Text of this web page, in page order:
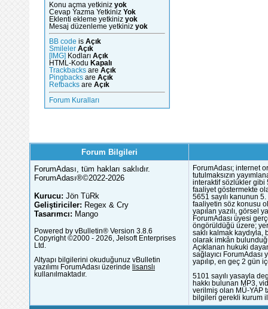
Konu açma yetkiniz yok
Cevap Yazma Yetkiniz Yok
Eklenti ekleme yetkiniz yok
Mesaj düzenleme yetkiniz yok
BB code is Açık
Smileler Açık
[IMG]
Kodları Açık
HTML-Kodu Kapalı
Trackbacks are Açık
Pingbacks are Açık
Refbacks are Açık
Forum Kuralları
Forum Bilgileri
ForumAdası, tüm hakları saklıdır.
ForumAdası®©2022-2026
Kurucu: Jön TüRk
Geliştiriciler: Regex & Cry
Tasarımcı: Mango
Powered by vBulletin® Version 3.8.6
Copyright ©2000 - 2026, Jelsoft Enterprises
Ltd.
Altyapı bilgilerini okuduğunuz vBulletin
yazılımı ForumAdası üzerinde lisanslı
kullanılmaktadır.
ForumAdası; internet
tutulmaksızın
interaktif sözlükler gibi
faaliyet göstermekte
5651 sayılı kanunun
faaliyetin söz konusu
yapılan yazılı, görsel
ForumAdası üyesi
öngörüldüğü üzere;
saklı kalmak
olarak imkân
Açıklanan hukuki
sağlayıcı
yapılıp, en geç 2 gün
5101 sayılı yasayla
hakkı bulunan MP3,
verilmiş olan MÜ-YAP
bilgileri gerekli kurum